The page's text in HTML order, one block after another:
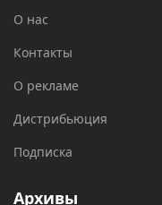
О нас
Контакты
О рекламе
Дистрибьюция
Подписка
Архивы